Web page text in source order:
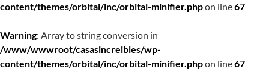
content/themes/orbital/inc/orbital-minifier.phpon line67
Warning: Array to string conversion in
/www/wwwroot/casasincreibles/wp-
content/themes/orbital/inc/orbital-minifier.phpon line67